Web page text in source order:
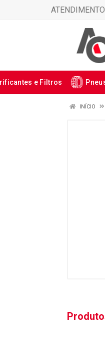
e Filtros
INÍCIO